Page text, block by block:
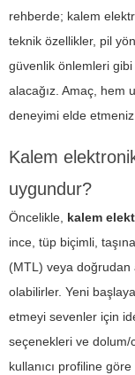
rehberde; kalem
teknik özellikler, pil
güvenlik önlemleri gibi
alacağız. Amaç, hem
deneyimi elde
Kalem
uygundur?
Öncelikle, kalem
ince, tüp biçimli,
(MTL) veya doğrudan
olabilirler. Yeni
etmeyi sevenler için
seçenekleri ve dolum/
kullanıcı profiline